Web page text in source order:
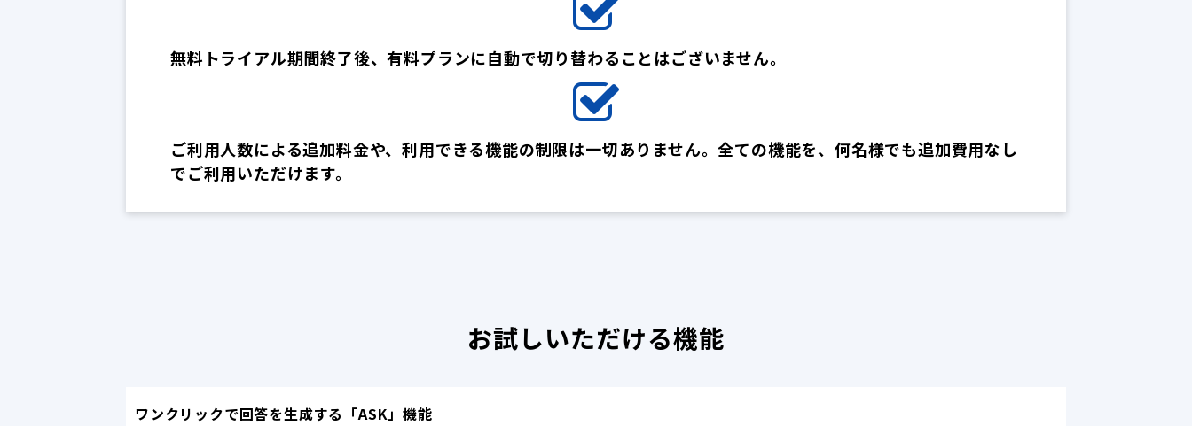
無料トライアル期間終了後、有料プランに自動で切り替わることはございません。
ご利用人数による追加料金や、利用できる機能の制限は一切ありません。全ての機能を、何名様でも追加費用なし
でご利用いただけます。
お試しいただける機能
ワンクリックで回答を生成する「ASK」機能